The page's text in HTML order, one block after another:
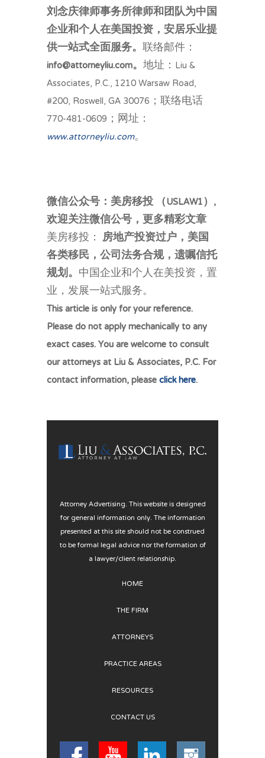
刘念庆律师事务所律师和团队为中国
企业和个人在美国投资，安居乐业提
供一站式全面服务。 联络邮件：
info@attorneyliu.com。 地址：Liu &
Associates, P.C., 1210 Warsaw Road,
#200, Roswell, GA 30076；联络电话
770-481-0609；网址：
www.attorneyliu.com。
微信公众号：美房移投 （USLAW1）,
欢迎关注微信公号，更多精彩文章
美房移投： 房地产投资过户，美国
各类移民，公司法务合规，遗嘱信托
规划。 中国企业和个人在美投资，置
业，发展一站式服务。
This article is only for your reference.
Please do not apply mechanically to any
exact cases. You are welcome to consult
our attorneys at Liu & Associates, P.C. For
contact information, pleaseclick here.
Attorney Advertising. This website is designed
for general information only. The information
presented at this site should not be construed
to be formal legal advice nor the formation of
a lawyer/client relationship.
HOME
THE FIRM
ATTORNEYS
PRACTICE AREAS
RESOURCES
CONTACT US